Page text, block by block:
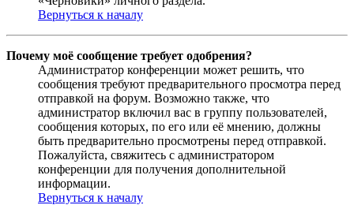
Вернуться к началу
Почему моё сообщение требует одобрения?
Администратор конференции может решить, что
сообщения требуют предварительного просмотра перед
отправкой на форум. Возможно также, что
администратор включил вас в группу пользователей,
сообщения которых, по его или её мнению, должны
быть предварительно просмотрены перед отправкой.
Пожалуйста, свяжитесь с администратором
конференции для получения дополнительной
информации.
Вернуться к началу